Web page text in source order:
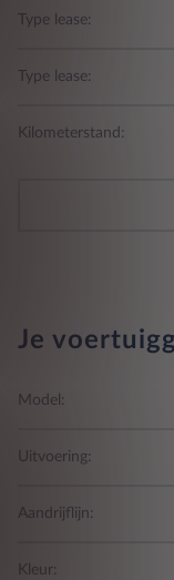
Type lease:
Type lease:
Kilometerstand:
Je
Model:
Uitvoering:
Aandrijflijn:
Kleur: